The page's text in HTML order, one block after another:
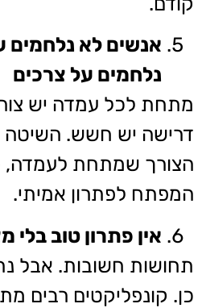
אנשים לא נלחמים
נלחמים על צרכים
מתחת לכל עמדה יש
דרישה יש חשש.
הצורך שמתחת לעמדה,
המפתח לפתרון אמיתי.
אין פתרון טוב בלי
תחושות חשובות. אבל
כן. קונפליקטים רבים